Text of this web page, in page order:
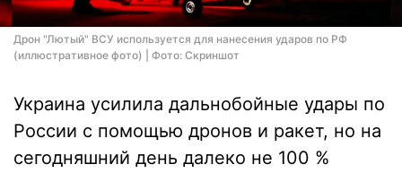
Дрон "Лютый" ВСУ используется для нанесения ударов по РФ
(иллюстративное фото) | Фото: Скриншот
Украина усилила дальнобойные удары по
России с помощью дронов и ракет, но на
сегодняшний день далеко не 100 %